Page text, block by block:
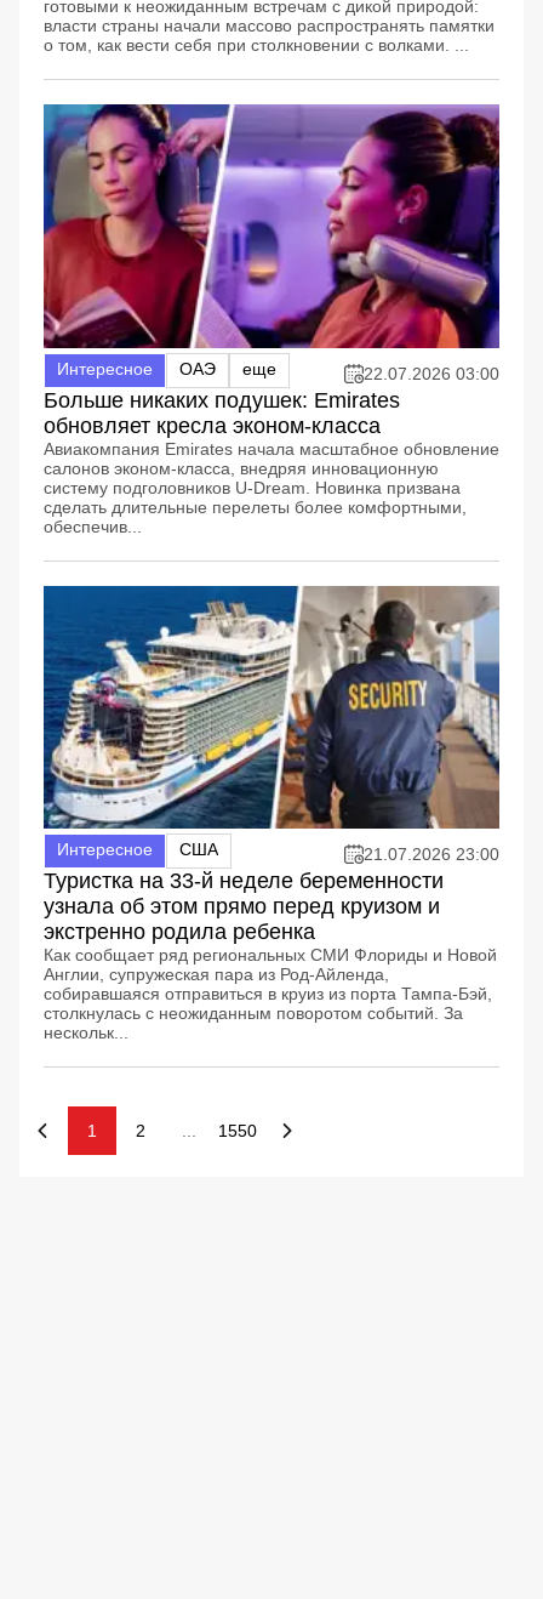
готовыми к неожиданным встречам с дикой природой:
власти страны начали массово распространять памятки
о том, как вести себя при столкновении с волками. ...
Интересное ОАЭ еще 22.07.2026 03:00
Больше никаких подушек: Emirates
обновляет кресла эконом-класса
Авиакомпания Emirates начала масштабное обновление
салонов эконом-класса, внедряя инновационную
систему подголовников U-Dream. Новинка призвана
сделать длительные перелеты более комфортными,
обеспечив...
Интересное США 21.07.2026 23:00
Туристка на 33-й неделе беременности
узнала об этом прямо перед круизом и
экстренно родила ребенка
Как сообщает ряд региональных СМИ Флориды и Новой
Англии, супружеская пара из Род-Айленда,
собиравшаяся отправиться в круиз из порта Тампа-Бэй,
столкнулась с неожиданным поворотом событий. За
нескольк...
1 2 ... 1550